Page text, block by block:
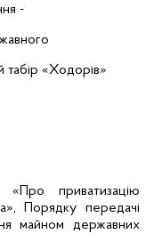
-
табір «Ходорів»
«Про приватизацію
Порядку передачі
майном державних